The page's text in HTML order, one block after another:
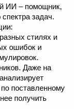
ИИ – помощник,
задач.
стилях и
ошибок и
Даже на
поставленному
получить